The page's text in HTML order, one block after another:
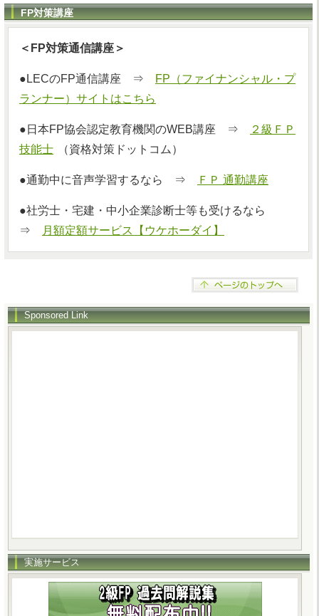
FP対策講座
＜FP対策通信講座＞
●LECのFP通信講座 ⇒
FP（ファイナンシャル・プ
ランナー）サイトはこちら
●日本FP協会認定教育機関のWEB講座 ⇒
２級ＦＰ
技能士
（資格対策ドットコム）
●通勤中に音声学習するなら ⇒ ＦＰ 通勤講座
●社労士・宅建・中小企業診断士等も受けるなら
⇒
月額定額サービス【ウケホーダイ】
Sponsored Link
実施サービス